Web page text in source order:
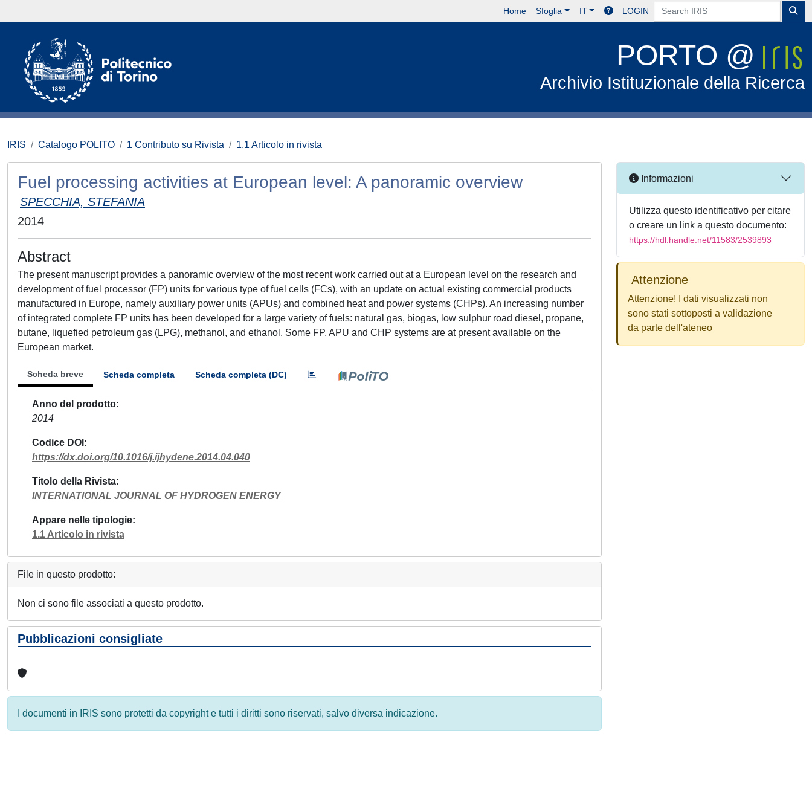
Home Sfoglia IT LOGIN
PORTO @
Archivio Istituzionale della Ricerca
IRIS Catalogo POLITO 1 Contributo su Rivista 1.1 Articolo in rivista
Fuel processing activities at European level: A panoramic overview
SPECCHIA, STEFANIA
2014
Abstract
The present manuscript provides a panoramic overview of the most recent work carried out at a European level on the research and
development of fuel processor (FP) units for various type of fuel cells (FCs), with an update on actual existing commercial products
manufactured in Europe, namely auxiliary power units (APUs) and combined heat and power systems (CHPs). An increasing number
of integrated complete FP units has been developed for a large variety of fuels: natural gas, biogas, low sulphur road diesel, propane,
butane, liquefied petroleum gas (LPG), methanol, and ethanol. Some FP, APU and CHP systems are at present available on the
European market.
Scheda breve Scheda completa Scheda completa (DC)
Anno del prodotto
2014
Codice DOI
https://dx.doi.org/10.1016/j.ijhydene.2014.04.040
Titolo della Rivista
INTERNATIONAL JOURNAL OF HYDROGEN ENERGY
Appare nelle tipologie
1.1 Articolo in rivista
File in questo prodotto:
Non ci sono file associati a questo prodotto.
Pubblicazioni consigliate
I documenti in IRIS sono protetti da copyright e tutti i diritti sono riservati, salvo diversa indicazione.
Informazioni
Utilizza questo identificativo per citare
o creare un link a questo documento:
https://hdl.handle.net/11583/2539893
Attenzione
Attenzione! I dati visualizzati non
sono stati sottoposti a validazione
da parte dell'ateneo